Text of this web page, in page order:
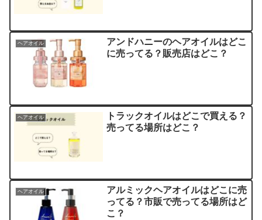
ヘアオイル
アンドハニーのヘアオイルはどこ
に売ってる？販売店はどこ？
ヘアオイル
トラックオイルはどこで買える？
売ってる場所はどこ？
ヘアオイル
アルミックヘアオイルはどこに売
ってる？市販で売ってる場所はど
こ？